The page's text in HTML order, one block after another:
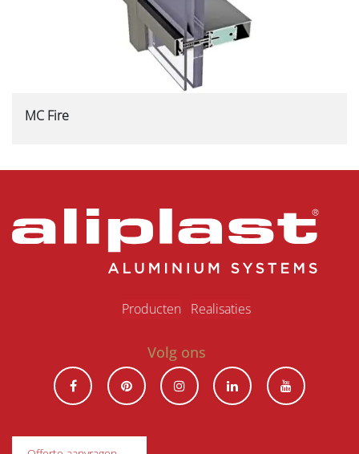
MC Fire
Produ​ct​en Realisaties
Volg ons